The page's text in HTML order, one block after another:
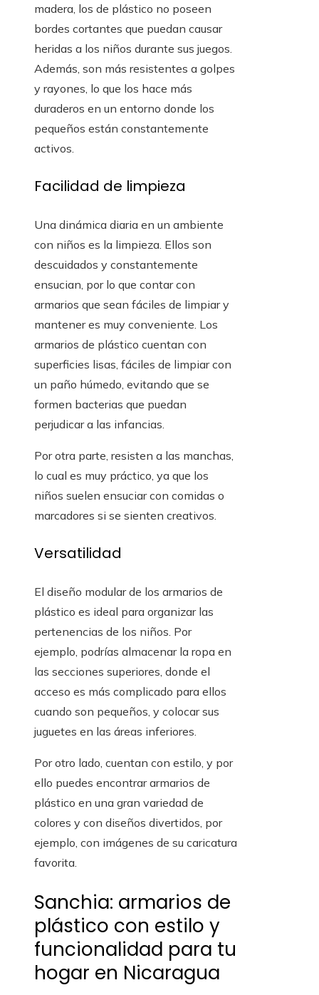
madera, los de plástico no poseen
bordes cortantes que puedan causar
heridas a los niños durante sus juegos.
Además, son más resistentes a golpes
y rayones, lo que los hace más
duraderos en un entorno donde los
pequeños están constantemente
activos.
Facilidad de limpieza
Una dinámica diaria en un ambiente
con niños es la limpieza. Ellos son
descuidados y constantemente
ensucian, por lo que contar con
armarios que sean fáciles de limpiar y
mantener es muy conveniente. Los
armarios de plástico cuentan con
superficies lisas, fáciles de limpiar con
un paño húmedo, evitando que se
formen bacterias que puedan
perjudicar a las infancias.
Por otra parte, resisten a las manchas,
lo cual es muy práctico, ya que los
niños suelen ensuciar con comidas o
marcadores si se sienten creativos.
Versatilidad
El diseño modular de los armarios de
plástico es ideal para organizar las
pertenencias de los niños. Por
ejemplo, podrías almacenar la ropa en
las secciones superiores, donde el
acceso es más complicado para ellos
cuando son pequeños, y colocar sus
juguetes en las áreas inferiores.
Por otro lado, cuentan con estilo, y por
ello puedes encontrar armarios de
plástico en una gran variedad de
colores y con diseños divertidos, por
ejemplo, con imágenes de su caricatura
favorita.
Sanchia: armarios de
plástico con estilo y
funcionalidad para tu
hogar en Nicaragua